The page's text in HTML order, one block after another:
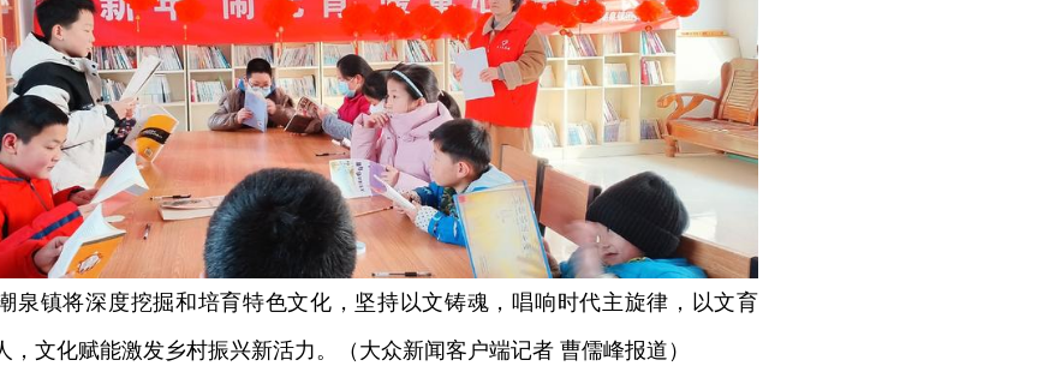
镇将深度挖掘和培育特色文化，坚持以文铸魂，唱响时代主旋律，以文育
，文化赋能激发乡村振兴新活力。（大众新闻客户端记者 曹儒峰报道）